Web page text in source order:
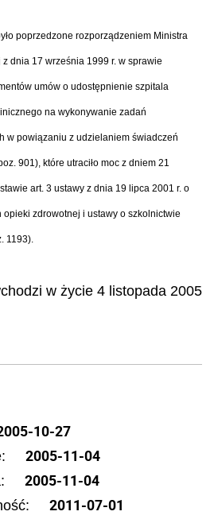
poprzedzone rozporządzeniem Ministra
dnia 17 września 1999 r. w sprawie
umów o udostępnienie szpitala
na wykonywanie zadań
w powiązaniu z udzielaniem świadczeń
901), które utraciło moc z dniem 21
art. 3 ustawy z dnia 19 lipca 2001 r. o
opieki zdrowotnej i ustawy o szkolnictwie
1193).
w życie 4 listopada 2005
10-27
2005-11-04
2005-11-04
2011-07-01